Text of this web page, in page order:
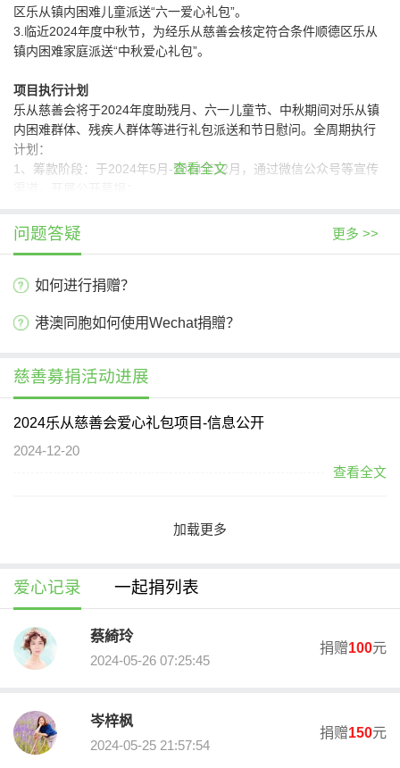
区乐从镇内困难儿童派送“六一爱心礼包”。
3.临近2024年度中秋节，为经乐从慈善会核定符合条件顺德区乐从
镇内困难家庭派送“中秋爱心礼包”。
项目执行计划
乐从慈善会将于2024年度助残月、六一儿童节、中秋期间对乐从镇
内困难群体、残疾人群体等进行礼包派送和节日慰问。全周期执行
计划：
1、筹款阶段： 于2024年5月-2024年12月，通过微信公众号等宣传
（1）于节日前两个月收集受助对象名单，确定礼包派送对象；
3、信息公开阶段：本项目将每三个月于慈善中国和慈链公益平台进
宗旨是扶危济困、造福社会。遵守宪法、法律、法规和国家政策，
现代慈善事业。
查看全文
问题答疑 更多 >>
如何进行捐赠？
港澳同胞如何使用Wechat捐贈？
慈善募捐活动进展
2024乐从慈善会爱心礼包项目-信息公开
2024-12-20
查看全文
加载更多
爱心记录 一起捐列表
蔡綺玲
2024-05-26 07:25:45
捐赠100元
岑梓枫
2024-05-25 21:57:54
捐赠150元